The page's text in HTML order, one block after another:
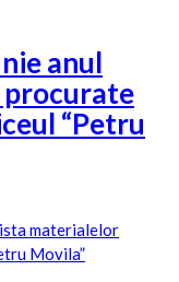
anul
“Petru